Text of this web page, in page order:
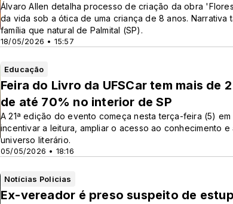
18/05/2026 • 15:57
Álvaro Allen detalha processo de criação da obra
da vida sob a ótica de uma criança de 8 anos. Narrativa
família que natural de Palmital (SP).
Educação
05/05/2026 • 18:16
Feira do Livro da UFSCar tem mais de
de até 70% no interior de SP
A 21ª edição do evento começa nesta terça-feira (5)
incentivar a leitura, ampliar o acesso ao conhecimento
universo literário.
Notícias Policias
Ex-vereador é preso suspeito de